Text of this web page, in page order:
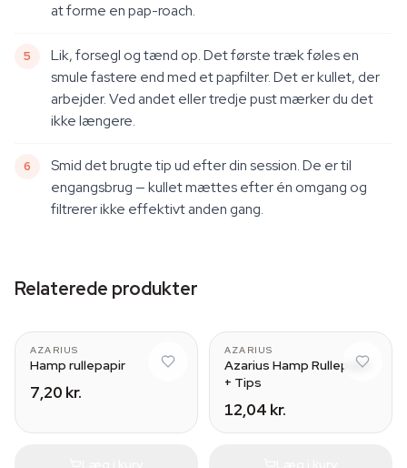
at forme en pap-roach.
Lik, forsegl og tænd op. Det første træk føles en
smule fastere end med et papfilter. Det er kullet, der
arbejder. Ved andet eller tredje pust mærker du det
ikke længere.
Smid det brugte tip ud efter din session. De er til
engangsbrug — kullet mættes efter én omgang og
filtrerer ikke effektivt anden gang.
Relaterede produkter
AZARIUS
Hamp rullepapir
7,20 kr.
AZARIUS
Azarius Hamp Rullepapir
+ Tips
12,04 kr.